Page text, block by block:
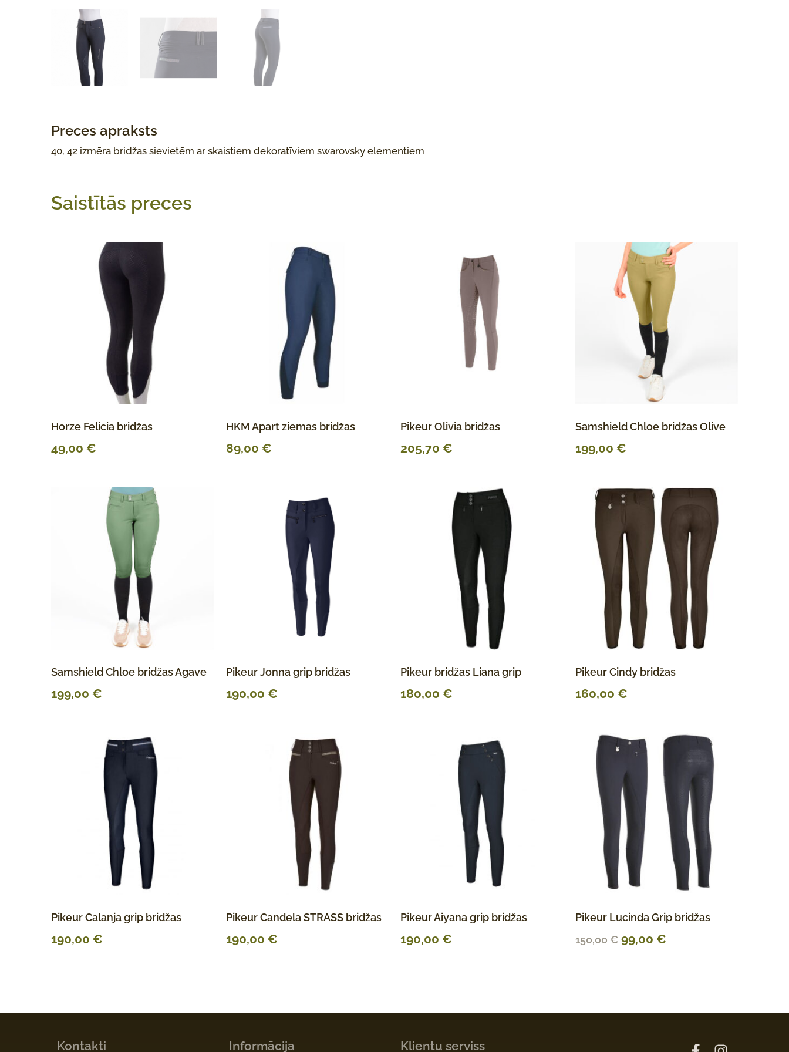
Preces apraksts
40, 42 izmēra bridžas sievietēm ar skaistiem dekoratīviem swarovsky elementiem
Saistītās preces
Horze Felicia bridžas
49,00 €
HKM Apart ziemas bridžas
89,00 €
Pikeur Olivia bridžas
205,70 €
Samshield Chloe bridžas Olive
199,00 €
Samshield Chloe bridžas Agave
199,00 €
Pikeur Jonna grip bridžas
190,00 €
Pikeur bridžas Liana grip
180,00 €
Pikeur Cindy bridžas
160,00 €
Pikeur Calanja grip bridžas
190,00 €
Pikeur Candela STRASS bridžas
190,00 €
Pikeur Aiyana grip bridžas
190,00 €
Pikeur Lucinda Grip bridžas
150,00€ 99,00 €
Kontakti Informācija Klientu serviss